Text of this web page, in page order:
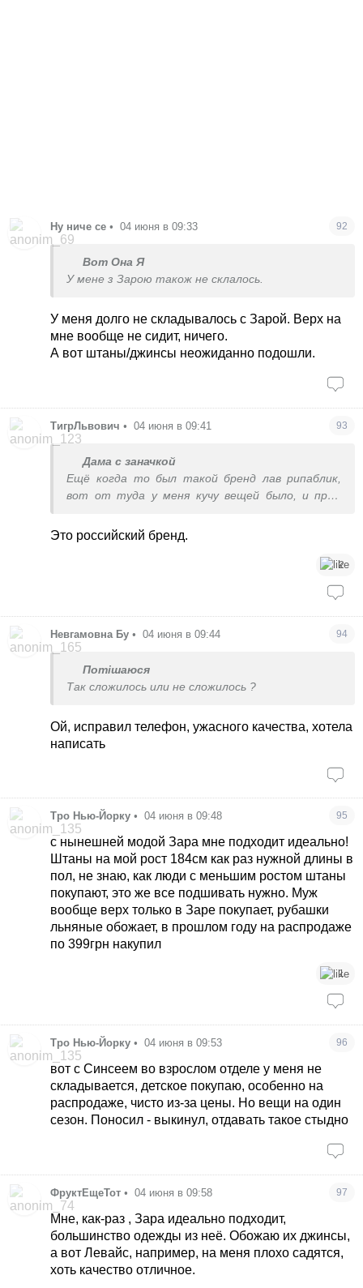
Ну ниче се • 04 июня в 09:33 92
Вот Она Я
У мене з Зарою також не склалось.
У меня долго не складывалось с Зарой. Верх на
мне вообще не сидит, ничего.
А вот штаны/джинсы неожиданно подошли.
ТигрЛьвович • 04 июня в 09:41 93
Дама с заначкой
Ещё когда то был такой бренд лав рипаблик,
вот от туда у меня кучу вещей было, и прям
тогда носила XXS-XS, но помню вещи были
Это российский бренд.
2
Невгамовна Бу • 04 июня в 09:44 94
Потішаюся
Так сложилось или не сложилось ?
Ой, исправил телефон, ужасного качества, хотела
написать
Тро Нью-Йорку • 04 июня в 09:48 95
с нынешней модой Зара мне подходит идеально!
Штаны на мой рост 184см как раз нужной длины в
пол, не знаю, как люди с меньшим ростом штаны
покупают, это же все подшивать нужно. Муж
вообще верх только в Заре покупает, рубашки
льняные обожает, в прошлом году на распродаже
по 399грн накупил
1
Тро Нью-Йорку • 04 июня в 09:53 96
вот с Синсеем во взрослом отделе у меня не
складывается, детское покупаю, особенно на
распродаже, чисто из-за цены. Но вещи на один
сезон. Поносил - выкинул, отдавать такое стыдно
ФруктЕщеТот • 04 июня в 09:58 97
Мне, как-раз , Зара идеально подходит,
большинство одежды из неё. Обожаю их джинсы,
а вот Левайс, например, на меня плохо садятся,
хоть качество отличное.